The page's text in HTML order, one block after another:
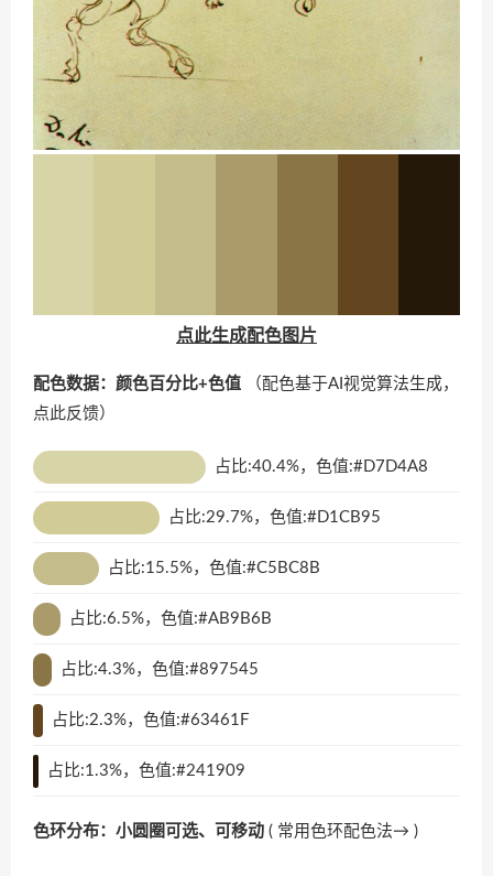
点此生成配色图片
配色数据：颜色百分比+色值 （配色基于AI视觉算法生成，
点此反馈）
占比:40.4%，色值:#D7D4A8
占比:29.7%，色值:#D1CB95
占比:15.5%，色值:#C5BC8B
占比:6.5%，色值:#AB9B6B
占比:4.3%，色值:#897545
占比:2.3%，色值:#63461F
占比:1.3%，色值:#241909
色环分布：小圆圈可选、可移动 ( 常用色环配色法→ )